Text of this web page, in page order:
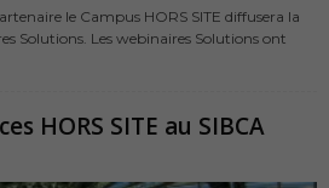
le Campus HORS SITE diffusera la
Solutions. Les webinaires Solutions ont
HORS SITE au SIBCA